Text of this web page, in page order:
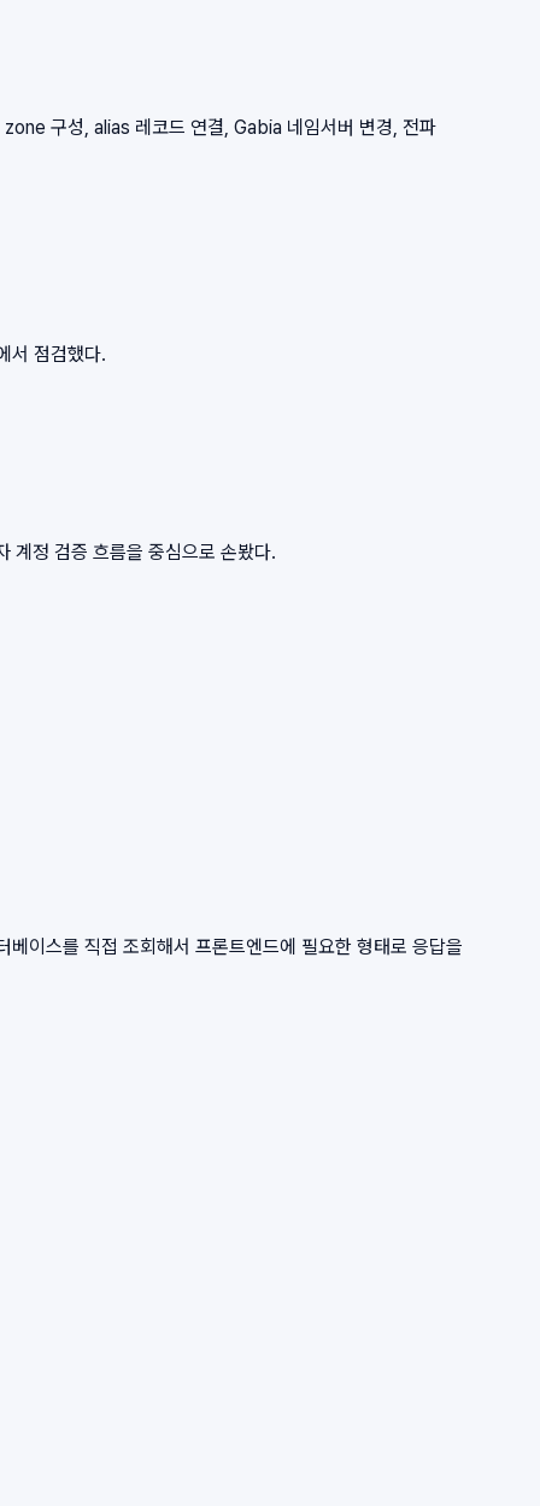
구성, alias 레코드 연결, Gabia 네임서버 변경, 전파
서 점검했다.
정 검증 흐름을 중심으로 손봤다.
이스를 직접 조회해서 프론트엔드에 필요한 형태로 응답을